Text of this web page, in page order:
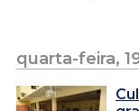
quarta-feira,